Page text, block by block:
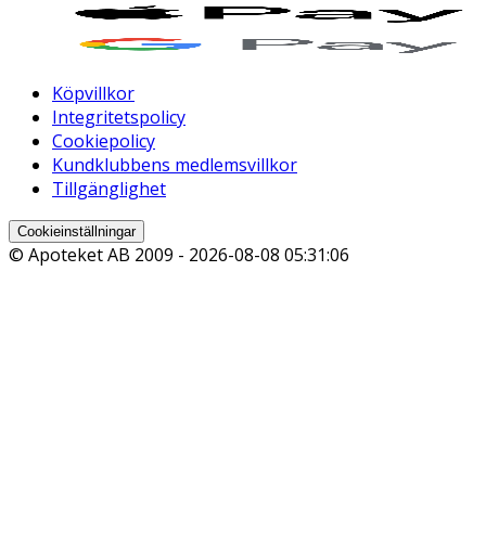
Köpvillkor
Integritetspolicy
Cookiepolicy
Kundklubbens medlemsvillkor
Tillgänglighet
Cookieinställningar
© Apoteket AB 2009 - 2026-08-08 05:31:06